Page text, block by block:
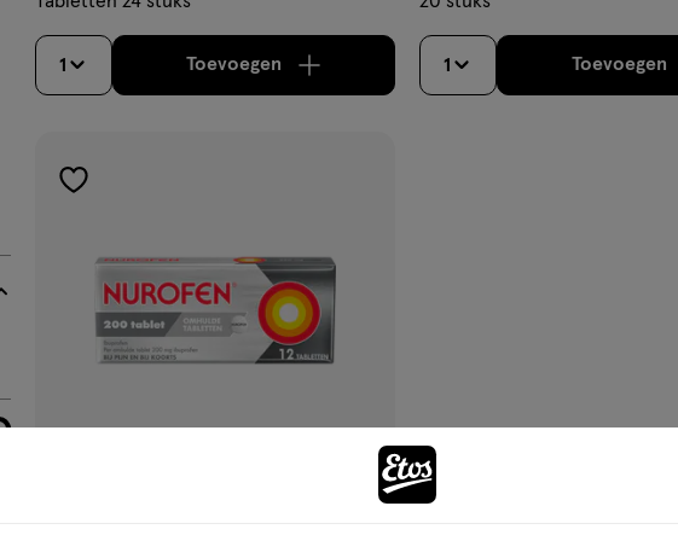
1 Toevoegenverhoog aantal met één, Limiet bereikt.Je kan
1 Toevoegen
toevoegen
verlanglijst